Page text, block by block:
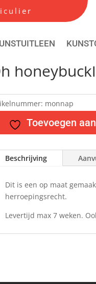
monnap
Toevoegen
Beschrijving
Dit is een op maat
herroepingsrecht.
Levertijd max 7 weken.